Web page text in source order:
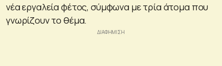
νέα εργαλεία φέτος, σύμφωνα με τρία άτομα που
γνωρίζουν το θέμα.